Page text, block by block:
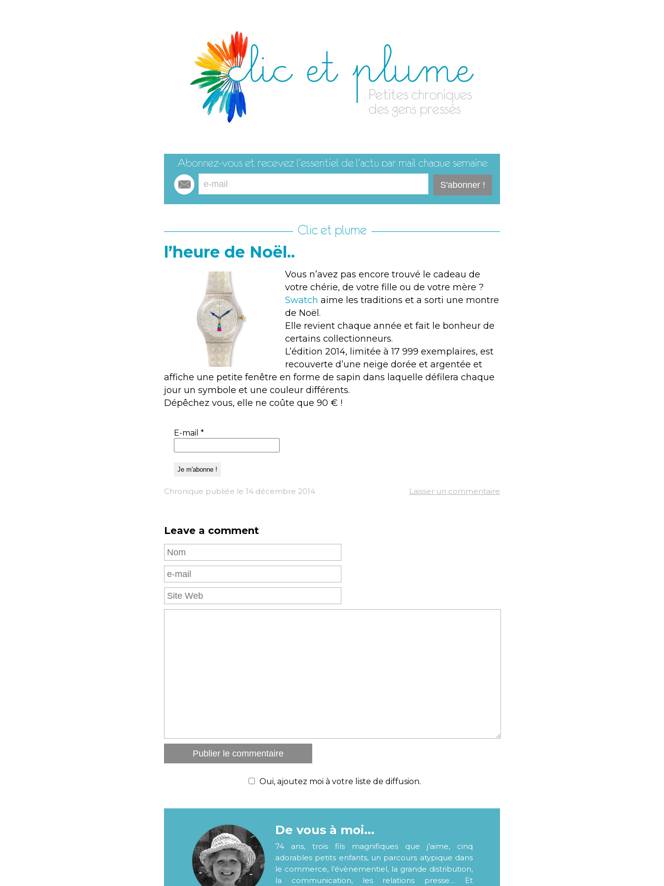
Clic et plume
l’heure de Noël..
Vous n’avez pas encore trouvé le cadeau de
votre chérie, de votre fille ou de votre mère ?
Swatch aime les traditions et a sorti une montre
de Noël.
Elle revient chaque année et fait le bonheur de
certains collectionneurs.
L’édition 2014, limitée à 17 999 exemplaires, est
recouverte d’une neige dorée et argentée et
affiche une petite fenêtre en forme de sapin dans laquelle défilera chaque
jour un symbole et une couleur différents.
Dépêchez vous, elle ne coûte que 90 € !
E-mail *
Chronique publiée le 14 décembre 2014 Laisser un commentaire
Leave a comment
Oui, ajoutez moi à votre liste de diffusion.
De vous à moi...
74 ans, trois fils magnifiques que j’aime, cinq
adorables petits enfants, un parcours atypique dans
le commerce, l’évènementiel, la grande distribution,
la communication, les relations presse… Et